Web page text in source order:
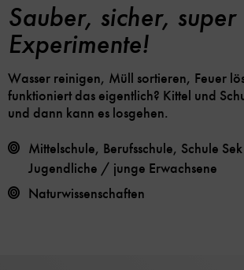
Sauber, sicher, super
Experimente!
Wasser reinigen, Müll sortieren, Feuer
funktioniert das eigentlich? Kittel und
und dann kann es losgehen.
Mittelschule, Berufsschule, Schule
Jugendliche / junge Erwachsene
Naturwissenschaften